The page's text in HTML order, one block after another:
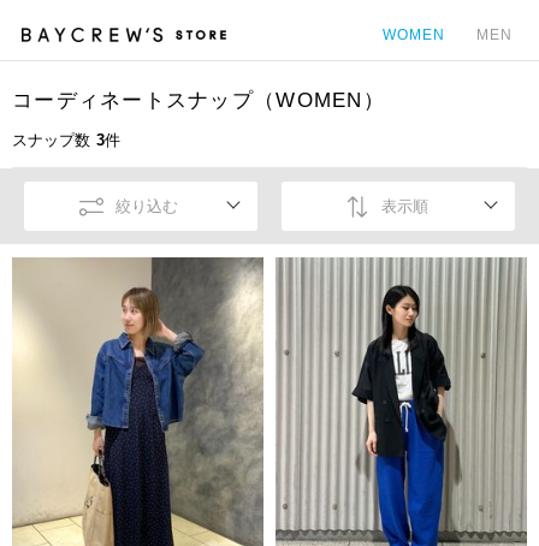
WOMEN MEN
コーディネートスナップ（WOMEN）
スナップ数 3件
絞り込む 表示順